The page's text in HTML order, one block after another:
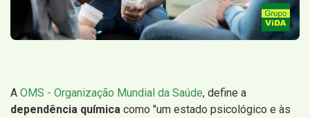
A OMS - Organização Mundial da Saúde, define a
dependência química como "um estado psicológico e às